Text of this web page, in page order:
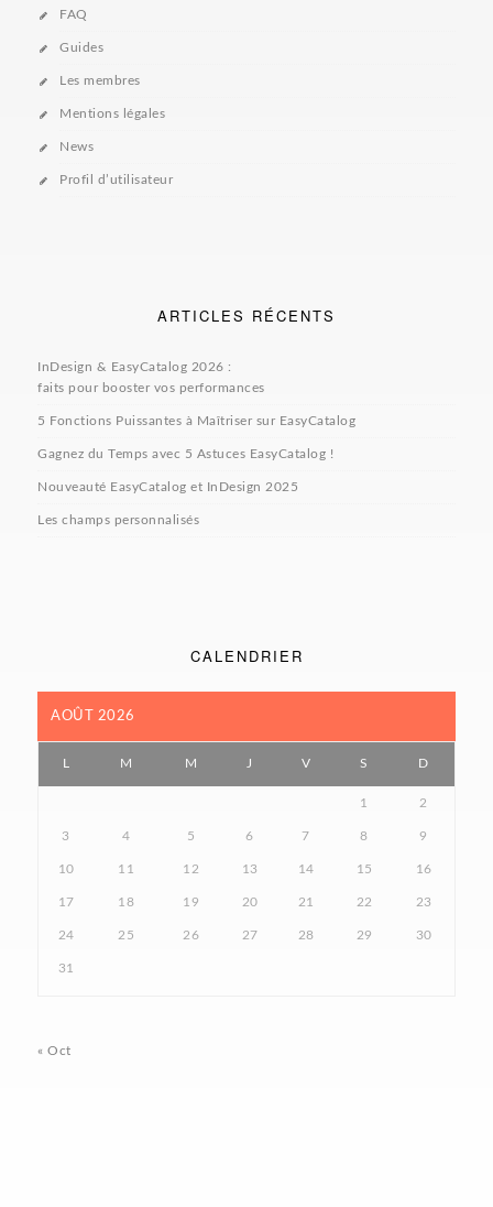
FAQ
Guides
Les membres
Mentions légales
News
Profil d’utilisateur
ARTICLES RÉCENTS
InDesign & EasyCatalog 2026 :
faits pour booster vos performances
5 Fonctions Puissantes à Maîtriser sur EasyCatalog
Gagnez du Temps avec 5 Astuces EasyCatalog !
Nouveauté EasyCatalog et InDesign 2025
Les champs personnalisés
CALENDRIER
AOÛT 2026
L M M J V S D
1 2
3 4 5 6 7 8 9
10 11 12 13 14 15 16
17 18 19 20 21 22 23
24 25 26 27 28 29 30
31
« Oct